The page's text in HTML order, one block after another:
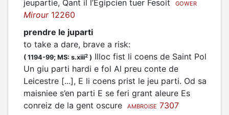
jeupartie, Qant il l’Egipcien tuer Fesoit
GOWER
Mirour12260
prendre le juparti
to take a dare, brave a risk:
( 1194-99; MS: s.xiii2 ) Illoc fist li coens de Saint Pol
Un giu parti hardi e fol Al preu conte de
Leicestre [...], E li coens prist le jeu parti. Od sa
maisniee s’en parti E se feri grant aleure Es
conreiz de la gent oscure
AMBROISE 7307